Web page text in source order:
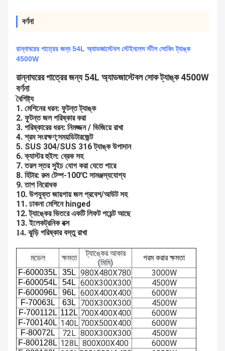
বর্ণনা
রান্নাঘরের পাত্রের জন্য 54L অ্যাডজাস্টেবল স্টেইনলেস স্টীল সোকিং ট্যাঙ্ক
4500W
রান্নাঘরের পাত্রের জন্য 54L অ্যাডজাস্টেবল সোক ট্যাঙ্ক 4500W
বর্ণনা
বৈশিষ্ট্য
1. মেশিনের ধরন: ফুটন্ত ট্যাঙ্ক
2. ফুটন্ত জল পরিষ্কার করা
3. পরিষ্কারের ধরন: নিমজ্জন / ভিজিয়ে রাখা
4. শ্রম সংরক্ষণ;সময়ডিটারজেন্ট
5. SUS 304/SUS 316 ট্যাঙ্ক উপাদান
6. ক্যাস্টর হুইল: ব্রেক সহ
7. তরল স্তর সুইচ যোগ করা যেতে পারে
8. হিটার: রুম টেম্প-100℃ সামঞ্জস্যযোগ্য
9. তাপ নিরোধক
10. উপযুক্ত জায়গায় জল প্রবেশ/আউট সহ
11. ঢাকনা মেশিনে hinged
12. ট্যাঙ্কের ভিতরে একটি লিফট পয়েন্ট আছে
13. ইলেকট্রনিক বক্স
14. ঝুড়ি পরিষ্কার বস্তু রাখা
মডেল ক্ষমতা
ট্যাঙ্কের আকার
(মিমি)
গরম করার ক্ষমতা
F-600035L 35L 980X480X780 3000W
F-600054L 54L 600X300X300 4500W
F-600096L 96L 600X400X400 6000W
F-70063L 63L 700X300X300 4500W
F-700112L 112L 700X400X400 6000W
F-700140L 140L 700X500X400 6000W
F-80072L 72L 800X300X300 4500W
F-800128L 128L 800X00X400 6000W